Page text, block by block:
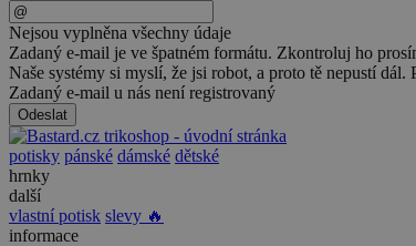
Nejsou vyplněna všechny údaje
Zadaný e-mail je ve špatném formátu. Zkontroluj ho
Naše systémy si myslí, že jsi robot, a proto tě nepustí dál.
Zadaný e-mail u nás není registrovaný
Odeslat
potisky pánské dámské dětské
hrnky
další
vlastní potisk slevy 🔥
informace